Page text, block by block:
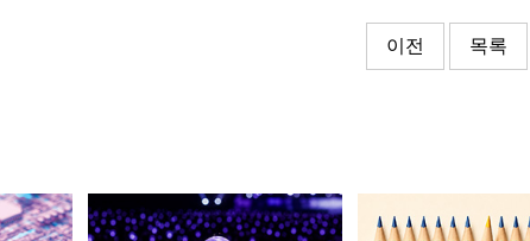
이전 목록